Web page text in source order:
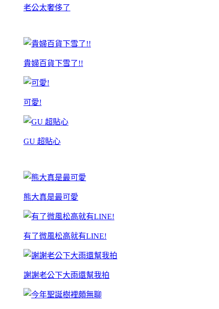
老公太奢侈了
貴婦百貨下雪了!!
可愛!
GU 超貼心
熊大真是最可愛
有了微風松高就有LINE!
謝謝老公下大雨還幫我拍